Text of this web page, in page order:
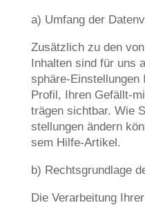
a) Umfang der
Zusätz­lich zu den
Inhal­ten sind für uns
sphä­re-Ein­stel­lun­gen
Pro­fil, Ihren Gefällt-
trä­gen sicht­bar. Wie
stel­lun­gen ändern
sem Hilfe-Artikel.
b) Rechts­grund­la­ge
Die Ver­ar­bei­tung